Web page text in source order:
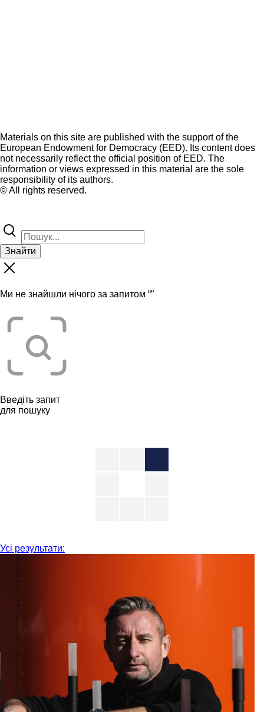
Materials on this site are published with the support of the
European Endowment for Democracy (EED). Its content does
not necessarily reflect the official position of EED. The
information or views expressed in this material are the sole
responsibility of its authors.
© All rights reserved.
Знайти
Ми не знайшли нічого за запитом “”
Введіть запит
для пошуку
Усі результати: